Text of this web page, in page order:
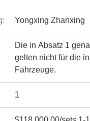
Yongxing Zhanxing
Die in Absatz 1
gelten nicht für die
Fahrzeuge.
1